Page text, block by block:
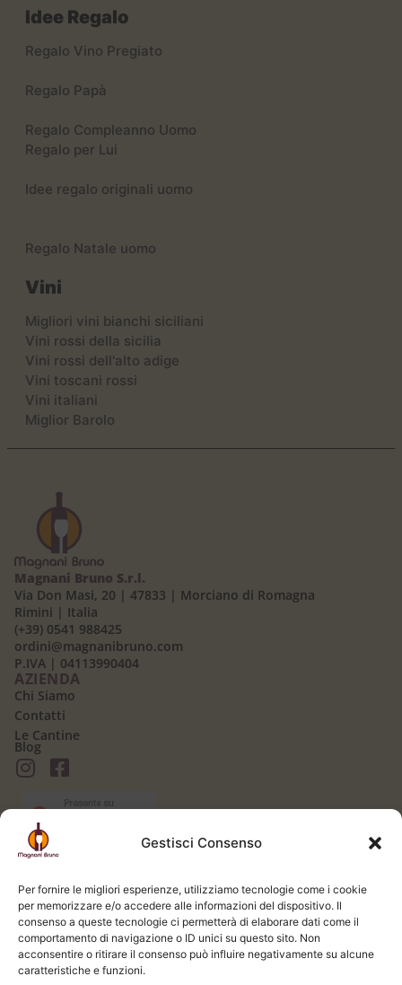
Gestisci Consenso
Per fornire le migliori esperienze, utilizziamo tecnologie come i cookie
per memorizzare e/o accedere alle informazioni del dispositivo. Il
consenso a queste tecnologie ci permetterà di elaborare dati come il
comportamento di navigazione o ID unici su questo sito. Non
acconsentire o ritirare il consenso può influire negativamente su alcune
caratteristiche e funzioni.
Idee Regalo
Regalo Vino Pregiato
Regalo Papà
Regalo Compleanno Uomo
Regalo per Lui
Idee regalo originali uomo
Regalo Natale uomo
Vini
Migliori vini bianchi siciliani
Vini rossi della sicilia
Vini rossi dell'alto adige
Vini toscani rossi
Vini italiani
Miglior Barolo
Magnani Bruno S.r.l.
Via Don Masi, 20 | 47833 | Morciano di Romagna
Rimini | Italia
(+39) 0541 988425
ordini@magnanibruno.com
P.IVA | 04113990404
AZIENDA
Chi Siamo
Contatti
Le Cantine
Blog
AREA CLIENTI
Login / Logout
Carrello
Registrati
Spedizione e Consegna
LEGALE